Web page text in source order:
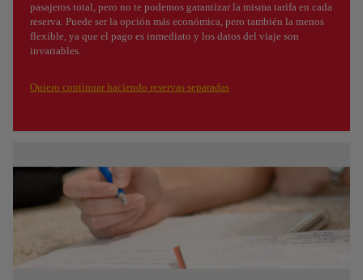
pasajeros total, pero no te podemos garantizar la misma tarifa en cada
reserva. Puede ser la opción más económica, pero también la menos
flexible, ya que el pago es inmediato y los datos del viaje son
invariables.
Quiero continuar haciendo reservas separadas